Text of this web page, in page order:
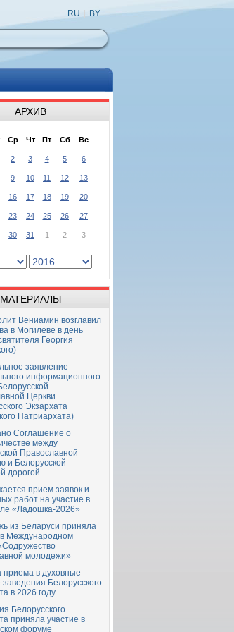
RU BY
АРХИВ
Ср Чт Пт Сб Вс
2 3 4 5 6
9 10 11 12 13
16 17 18 19 20
23 24 25 26 27
30 31 1 2 3
МАТЕРИАЛЫ
Вениамин возглавил
в Могилеве в день
Георгия
заявление
информационного
Церкви
Экзархата
Патриархата)
Соглашение о
между
Православной
и Белорусской
дорогой
прием заявок и
работ на участие в
«Ладошка-2026»
из Беларуси приняла
в Международном
молодежи»
приема в духовные
Белорусского
в 2026 году
Белорусского
приняла участие в
форуме